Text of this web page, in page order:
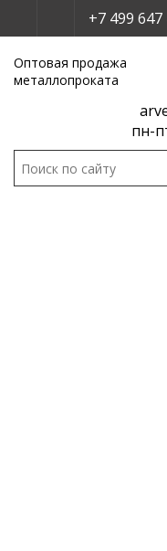
Оптовая продажа
металлопроката
пн-
+7 499 647